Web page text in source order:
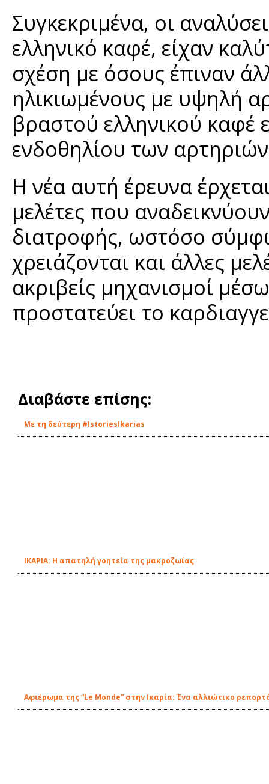
Συγκεκριμένα, οι
ελληνικό καφέ, είχαν
σχέση με όσους έπιναν
ηλικιωμένους με υψηλή
βραστού ελληνικού καφέ
ενδοθηλίου των
Η νέα αυτή έρευνα
μελέτες που
διατροφής, ωστόσο
χρειάζονται και άλλες
ακριβείς μηχανισμοί
προστατεύει το
Διαβάστε επίσης:
Με τη δεύτερη #IstoriesIkarias
ΙΚΑΡΙΑ: Η απατηλή γοητεία της μακροζωίας
Αφιέρωμα της “Le Monde” στην Ικαρία: Ένα αλλιώτικο